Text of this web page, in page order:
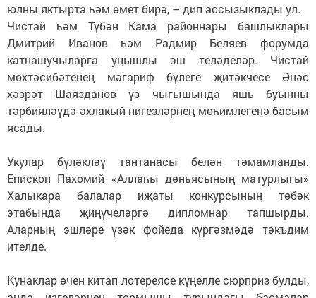
юлны яктырта һәм өмет бирә, – дип ассызыклады ул.
Чистай һәм Түбән Кама районнары башлыклары
Дмитрий Иванов һәм Радмир Беляев форумда
катнашучыларга уңышлы эш теләделәр. Чистай
мөхтәсибәтенең мәгариф бүлеге җитәкчесе Әнәс
хәзрәт Шаязданов үз чыгышында яшь буынны
тәрбияләүдә әхлакый нигезләрнең мөһимлегенә басым
ясады.
Укулар бүләкләү тантанасы белән тәмамланды.
Епископ Пахомий «Аллаһы дөньясының матурлыгы»
Халыкара балалар иҗаты конкурсының төбәк
этабында җиңүчеләргә дипломнар тапшырды.
Аларның эшләре үзәк фойеда күргәзмәдә тәкъдим
ителде.
Кунаклар өчен китап лотереясе күңелле сюрприз булды,